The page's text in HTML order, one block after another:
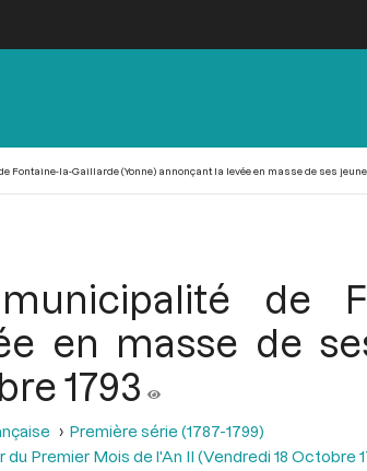
Fontaine-la-Gaillarde (Yonne) annonçant la levée en masse de ses
de
en masse de
1793
Première série (1787-1799)
du Premier Mois de l'An II (Vendredi 18 Octobre